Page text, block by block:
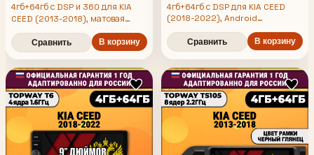
4гб+64гб с DSP и 360 для KIA
CEED (2013-2018), матовая
рамка, Android магнитола с DSP
и усилителем TDA7850
Сравнить В корзину
4гб+64гб с DSP для KIA CEED
(2018-2022), Android
магнитола, без слота под симку,
усилитель звука TDA7851 и
поддержка 360 камер
Сравнить В корзину